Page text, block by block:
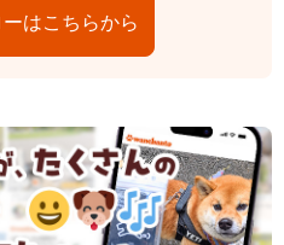
はこちらから